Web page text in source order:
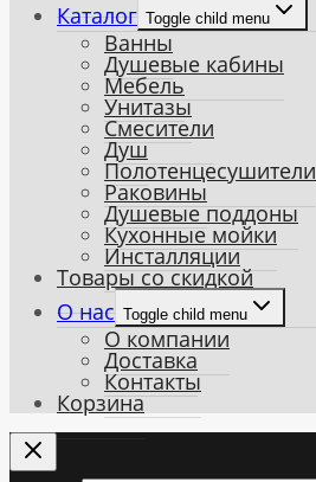
Каталог Toggle child menu
Ванны
Душевые кабины
Мебель
Унитазы
Смесители
Душ
Полотенцесушители
Раковины
Душевые поддоны
Кухонные мойки
Инсталляции
Товары со скидкой
О нас Toggle child menu
О компании
Доставка
Контакты
Корзина